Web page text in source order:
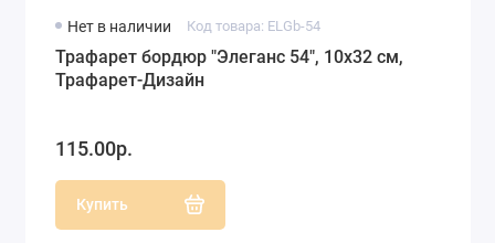
Нет в наличии Код товара: ELGb-54
Трафарет бордюр "Элеганс 54", 10х32 см,
Трафарет-Дизайн
115.00р.
Купить